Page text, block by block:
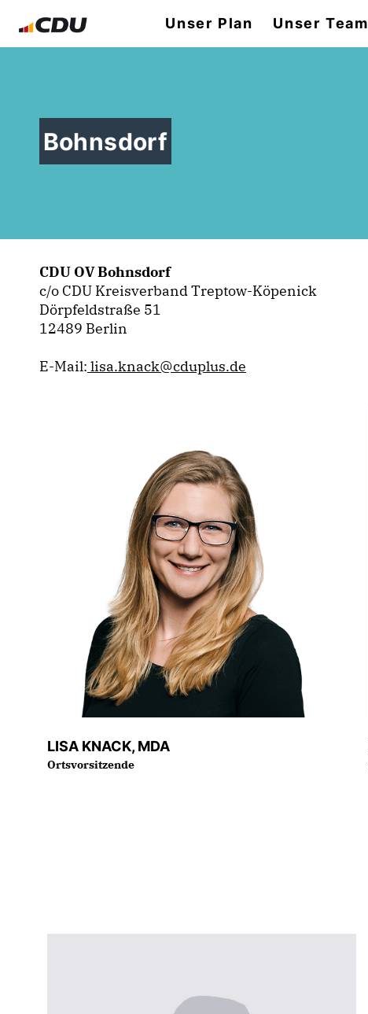
Unser Plan Unser Team
Bohnsdorf
CDU OV Bohnsdorf
c/o CDU Kreisverband Treptow-Köpenick
Dörpfeldstraße 51
12489 Berlin
E-Mail: lisa.knack@cduplus.de
LISA KNACK, MDA
Ortsvorsitzende